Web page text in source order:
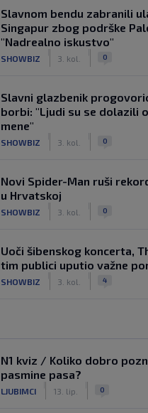
Slavnom bendu zabranili
Singapur zbog podrške
"Nadrealno iskustvo"
SHOWBIZ 3. kol. 0
Slavni glazbenik
borbi: "Ljudi su se dolazili
mene"
SHOWBIZ 3. kol. 0
Novi Spider-Man ruši
u Hrvatskoj
SHOWBIZ 3. kol. 0
Uoči šibenskog koncerta,
tim publici uputio važne
SHOWBIZ 3. kol. 4
N1 kviz / Koliko dobro
pasmine pasa?
LJUBIMCI 13. lip. 0